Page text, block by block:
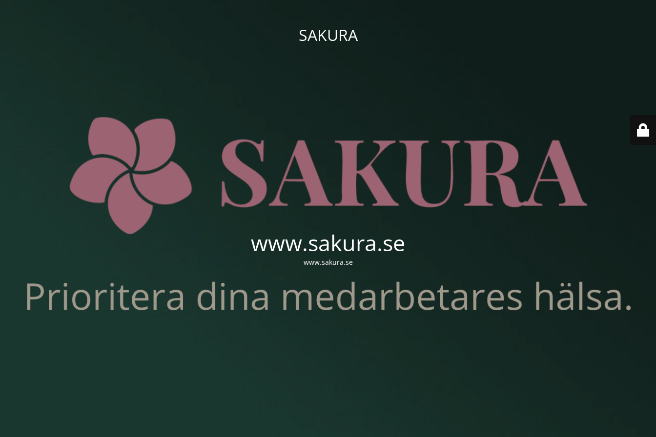
SAKURA
www.sakura.se
www.sakura.se